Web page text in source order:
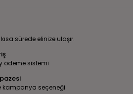
sürede elinize ulaşır.
ödeme sistemi
kampanya seçeneği